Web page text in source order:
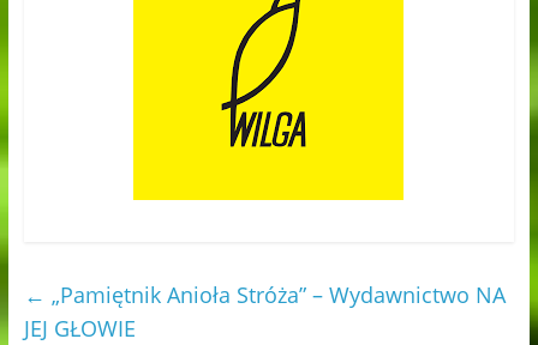
← „Pamiętnik Anioła Stróża” – Wydawnictwo NA
JEJ GŁOWIE